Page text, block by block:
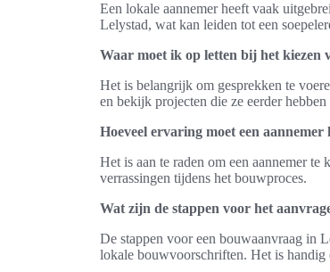
Een lokale aannemer heeft vaak
Lelystad, wat kan leiden tot een
Waar moet ik op letten bij het kiezen
Het is belangrijk om gesprekken te
en bekijk projecten die ze eerder hebben
Hoeveel ervaring moet een
Het is aan te raden om een aannemer
verrassingen tijdens het bouwproces.
Wat zijn de stappen voor het
De stappen voor een bouwaanvraag in
lokale bouwvoorschriften. Het is handig